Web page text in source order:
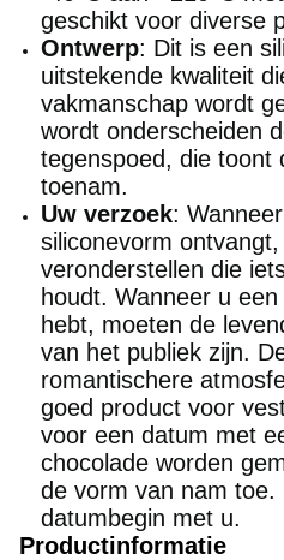
geschikt voor diverse
Ontwerp: Dit is een
uitstekende kwaliteit
vakmanschap wordt
wordt onderscheiden
tegenspoed, die toont
toenam.
Uw verzoek:
siliconevorm
veronderstellen die
houdt. Wanneer u
hebt, moeten de
van het publiek zijn.
romantischere
goed product voor
voor een datum met
chocolade worden
de vorm van nam toe.
datumbegin met u.
Productinformatie